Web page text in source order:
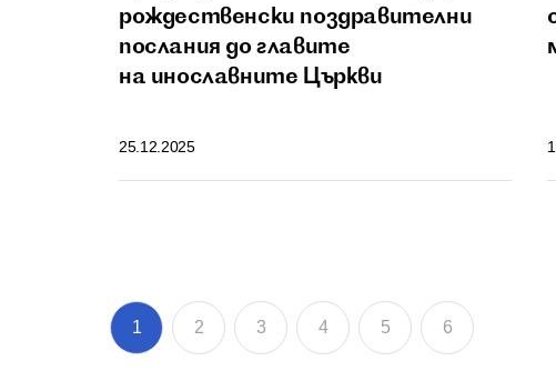
рождественски поздравителни
послания до главите
на инославните Църкви
25.12.2025
1 2 3 4 5 6